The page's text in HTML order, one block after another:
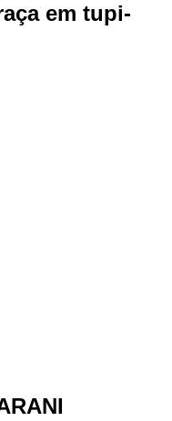
em tupi-